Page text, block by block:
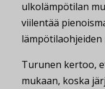
ulkolämpötilan
viilentää
lämpötilaohjeiden
Turunen kertoo,
mukaan, koska